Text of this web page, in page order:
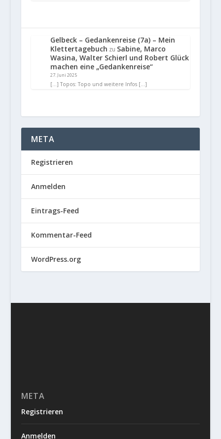
Gelbeck – Gedankenreise (7a) – Mein
Klettertagebuch zu Sabine, Marco
Wasina, Walter Schierl und Robert Glück
machen eine „Gedankenreise“
27. Juni 2025
[…] Topos: Topo und weitere Infos […]
META
Registrieren
Anmelden
Eintrags-Feed
Kommentar-Feed
WordPress.org
META
Registrieren
Anmelden